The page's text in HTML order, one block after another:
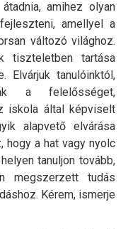
amihez olyan
amellyel a
változó világhoz.
tiszteletben tartása
Elvárjuk tanulóinktól,
a felelősséget,
iskola által képviselt
alapvető elvárása
hogy a hat vagy nyolc
tanuljon tovább,
megszerzett tudás
Kérem, ismerje